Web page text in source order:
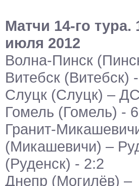
Матчи 14-го тура.
июля 2012
Волна-Пинск
Витебск (Витебск)
Слуцк (Слуцк) –
Гомель (Гомель) -
Гранит-
(Микашевичи) –
(Руденск) - 2:2
Днепр (Могилёв) –